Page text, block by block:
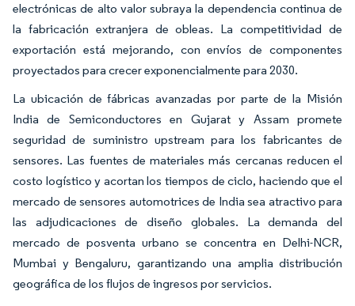
electrónicas de alto valor subraya la dependencia continua de
la fabricación extranjera de obleas. La competitividad de
exportación está mejorando, con envíos de componentes
proyectados para crecer exponencialmente para 2030.
La ubicación de fábricas avanzadas por parte de la Misión
India de Semiconductores en Gujarat y Assam promete
seguridad de suministro upstream para los fabricantes de
sensores. Las fuentes de materiales más cercanas reducen el
costo logístico y acortan los tiempos de ciclo, haciendo que el
mercado de sensores automotrices de India sea atractivo para
las adjudicaciones de diseño globales. La demanda del
mercado de posventa urbano se concentra en Delhi-NCR,
Mumbai y Bengaluru, garantizando una amplia distribución
geográfica de los flujos de ingresos por servicios.